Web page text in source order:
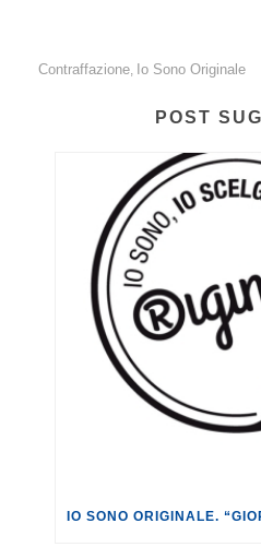
Contraffazione, Io Sono Originale
POST